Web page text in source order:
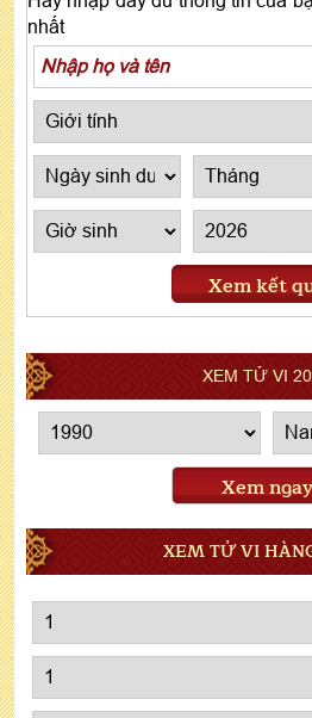
nhất
Xem kết
XEM TỬ VI
Xem ngay
XEM TỬ VI